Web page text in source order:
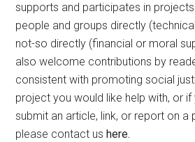
supports and participates in
people and groups directly
not-so directly (financial or moral
also welcome contributions by
consistent with promoting social
project you would like help with, or
submit an article, link, or report on a
please contact ushere.